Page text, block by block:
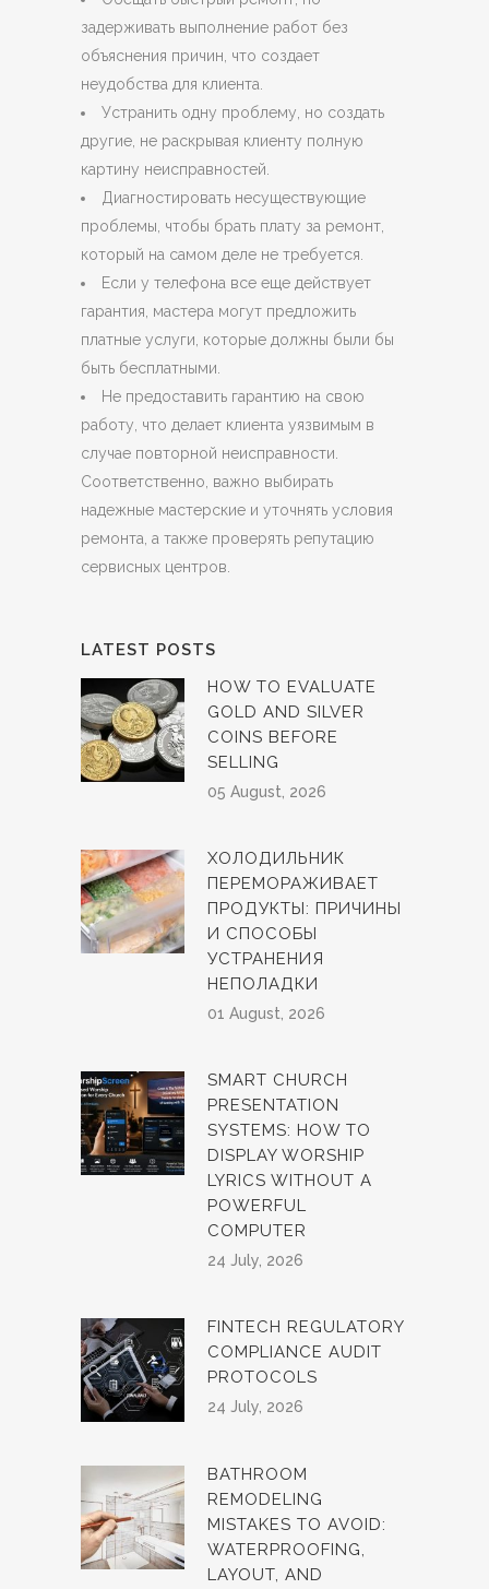
задерживать выполнение работ без
объяснения причин, что создает
неудобства для клиента.
Устранить одну проблему, но создать
другие, не раскрывая клиенту полную
картину неисправностей.
Диагностировать несуществующие
проблемы, чтобы брать плату за ремонт,
который на самом деле не требуется.
Если у телефона все еще действует
гарантия, мастера могут предложить
платные услуги, которые должны были бы
быть бесплатными.
Не предоставить гарантию на свою
работу, что делает клиента уязвимым в
случае повторной неисправности.
Соответственно, важно выбирать
надежные мастерские и уточнять условия
ремонта, а также проверять репутацию
сервисных центров.
LATEST POSTS
HOW TO EVALUATE
GOLD AND SILVER
COINS BEFORE
SELLING
05 August, 2026
ХОЛОДИЛЬНИК
ПЕРЕМОРАЖИВАЕТ
ПРОДУКТЫ: ПРИЧИНЫ
И СПОСОБЫ
УСТРАНЕНИЯ
НЕПОЛАДКИ
01 August, 2026
SMART CHURCH
PRESENTATION
SYSTEMS: HOW TO
DISPLAY WORSHIP
LYRICS WITHOUT A
POWERFUL
COMPUTER
24 July, 2026
FINTECH REGULATORY
COMPLIANCE AUDIT
PROTOCOLS
24 July, 2026
BATHROOM
REMODELING
MISTAKES TO AVOID:
WATERPROOFING,
LAYOUT, AND